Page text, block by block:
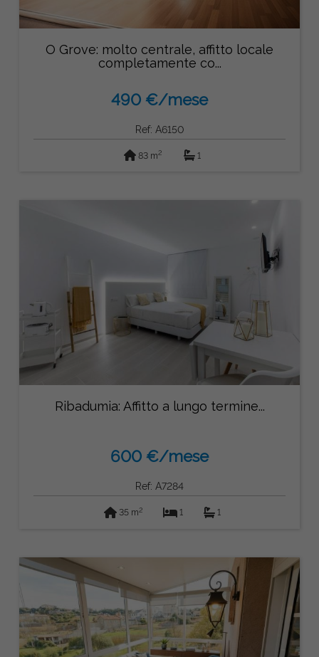
O Grove: molto centrale, affitto locale
completamente co...
490 €/mese
Ref: A6150
83 m2 1
Ribadumia: Affitto a lungo termine...
600 €/mese
Ref: A7284
35 m2 1 1